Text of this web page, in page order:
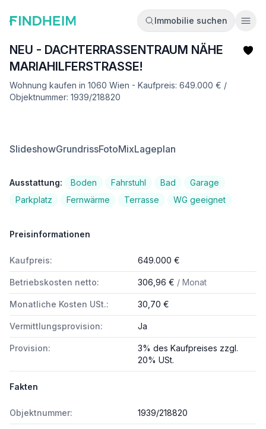
Immobilie suchen
NEU - DACHTERRASSENTRAUM NÄHE
MARIAHILFERSTRASSE!
Wohnung kaufen in 1060 Wien - Kaufpreis: 649.000 € /
Objektnummer: 1939/218820
SlideshowGrundrissFotoMixLageplan
Ausstattung: Boden Fahrstuhl Bad
Garage
Parkplatz
Fernwärme Terrasse WG geeignet
Preisinformationen
Kaufpreis: 649.000 €
Betriebskosten netto: 306,96 € / Monat
Monatliche Kosten USt.: 30,70 €
Vermittlungsprovision: Ja
Provision:
3% des Kaufpreises zzgl.
20% USt.
Fakten
Objektnummer: 1939/218820